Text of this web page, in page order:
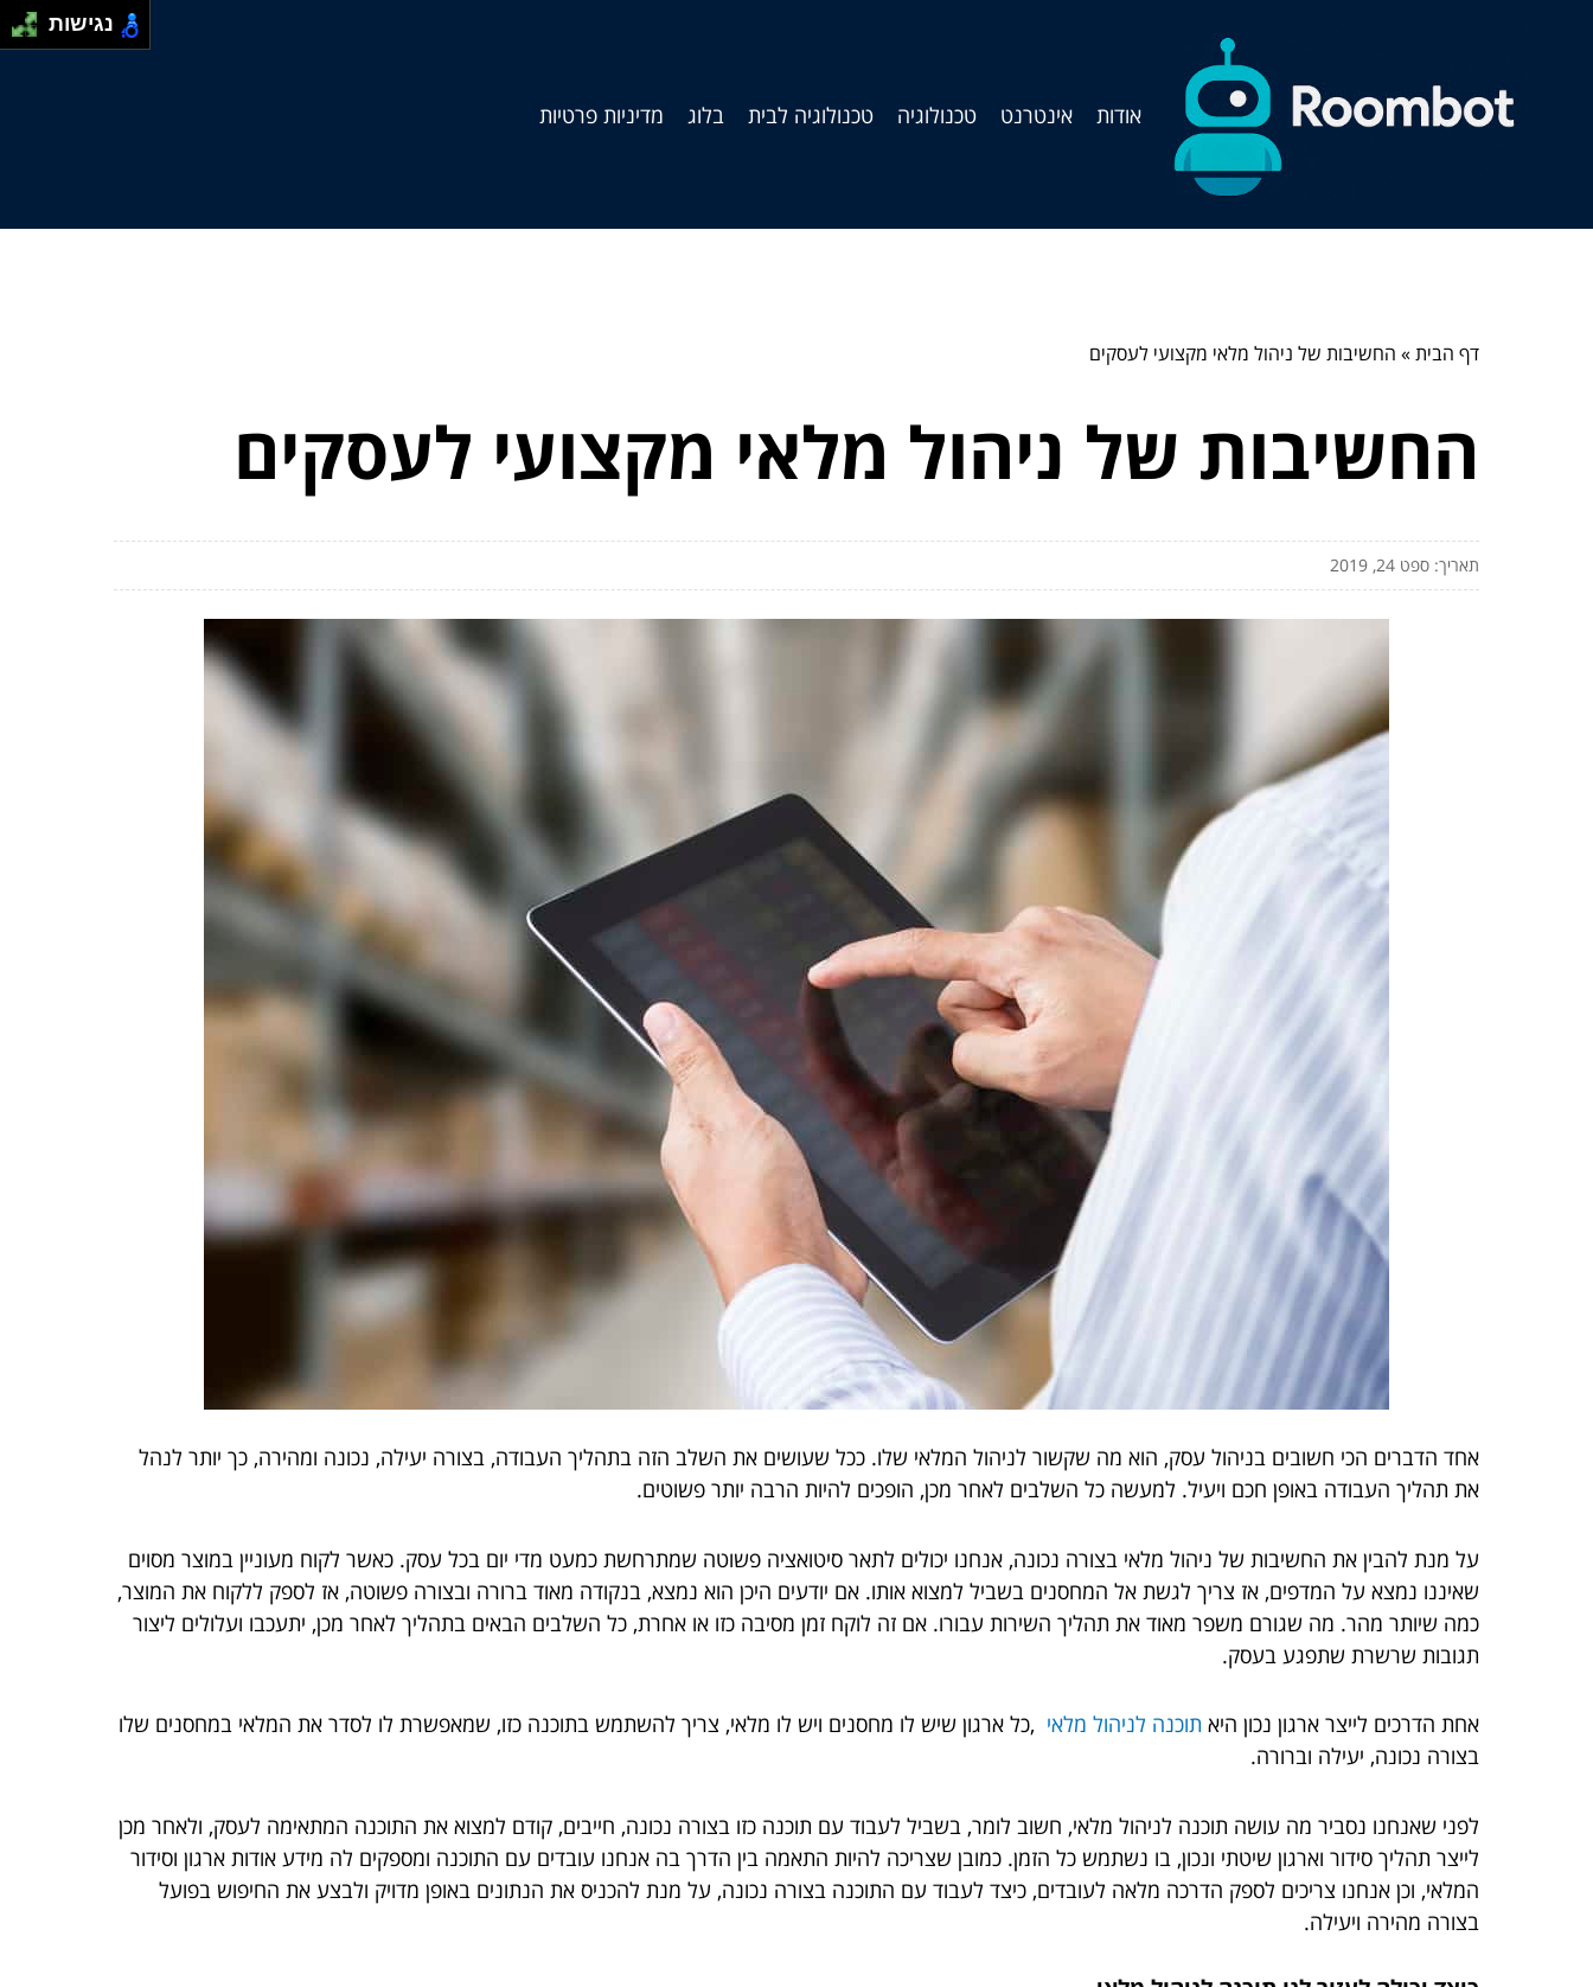
אודות אינטרנט טכנולוגיה טכנולוגיה לבית בלוג מדיניות פרטיות
דף הבית» החשיבות של ניהול מלאי מקצועי לעסקים
החשיבות של ניהול מלאי מקצועי לעסקים
תאריך: ספט 24, 2019
אחד הדברים הכי חשובים בניהול עסק, הוא מה שקשור לניהול המלאי שלו. ככל שעושים את השלב הזה בתהליך העבודה, בצורה יעילה, נכונה ומהירה, כך יותר לנהל
את תהליך העבודה באופן חכם ויעיל. למעשה כל השלבים לאחר מכן, הופכים להיות הרבה יותר פשוטים.
על מנת להבין את החשיבות של ניהול מלאי בצורה נכונה, אנחנו יכולים לתאר סיטואציה פשוטה שמתרחשת כמעט מדי יום בכל עסק. כאשר לקוח מעוניין במוצר מסוים
שאיננו נמצא על המדפים, אז צריך לגשת אל המחסנים בשביל למצוא אותו. אם יודעים היכן הוא נמצא, בנקודה מאוד ברורה ובצורה פשוטה, אז לספק ללקוח את המוצר,
כמה שיותר מהר. מה שגורם משפר מאוד את תהליך השירות עבורו. אם זה לוקח זמן מסיבה כזו או אחרת, כל השלבים הבאים בתהליך לאחר מכן, יתעכבו ועלולים ליצור
תגובות שרשרת שתפגע בעסק.
אחת הדרכים לייצר ארגון נכון היא תוכנה לניהול מלאי ,כל ארגון שיש לו מחסנים ויש לו מלאי, צריך להשתמש בתוכנה כזו, שמאפשרת לו לסדר את המלאי במחסנים שלו
בצורה נכונה, יעילה וברורה.
לפני שאנחנו נסביר מה עושה תוכנה לניהול מלאי, חשוב לומר, בשביל לעבוד עם תוכנה כזו בצורה נכונה, חייבים, קודם למצוא את התוכנה המתאימה לעסק, ולאחר מכן
לייצר תהליך סידור וארגון שיטתי ונכון, בו נשתמש כל הזמן. כמובן שצריכה להיות התאמה בין הדרך בה אנחנו עובדים עם התוכנה ומספקים לה מידע אודות ארגון וסידור
המלאי, וכן אנחנו צריכים לספק הדרכה מלאה לעובדים, כיצד לעבוד עם התוכנה בצורה נכונה, על מנת להכניס את הנתונים באופן מדויק ולבצע את החיפוש בפועל
בצורה מהירה ויעילה.
נגישות